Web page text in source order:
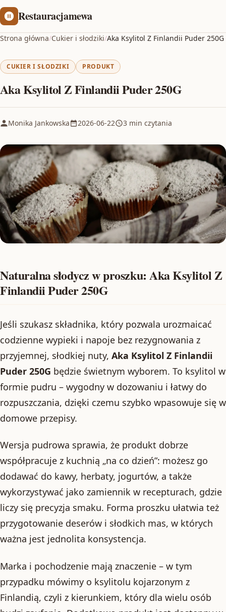
Restauracjamewa
Strona główna/Cukier i słodziki/Aka Ksylitol Z Finlandii Puder 250G
CUKIER I SŁODZIKI PRODUKT
Aka Ksylitol Z Finlandii Puder 250G
Monika Jankowska 2026-06-22 3 min czytania
Naturalna słodycz w proszku: Aka Ksylitol Z
Finlandii Puder 250G
Jeśli szukasz składnika, który pozwala urozmaicać
codzienne wypieki i napoje bez rezygnowania z
przyjemnej, słodkiej nuty, Aka Ksylitol Z Finlandii
Puder 250G będzie świetnym wyborem. To ksylitol w
formie pudru – wygodny w dozowaniu i łatwy do
rozpuszczania, dzięki czemu szybko wpasowuje się w
domowe przepisy.
Wersja pudrowa sprawia, że produkt dobrze
współpracuje z kuchnią „na co dzień”: możesz go
dodawać do kawy, herbaty, jogurtów, a także
wykorzystywać jako zamiennik w recepturach, gdzie
liczy się precyzja smaku. Forma proszku ułatwia też
przygotowanie deserów i słodkich mas, w których
ważna jest jednolita konsystencja.
Marka i pochodzenie mają znaczenie – w tym
przypadku mówimy o ksylitolu kojarzonym z
Finlandią, czyli z kierunkiem, który dla wielu osób